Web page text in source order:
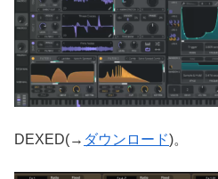
DEXED(→ ダウンロード)。